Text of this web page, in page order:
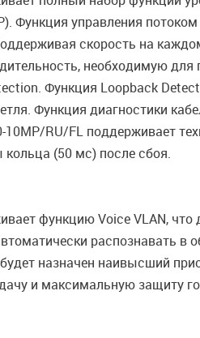
Функция управления
скорость на
необходимую
Функция Loopback
Функция диагностики
10MP/RU/FL поддерживает
(50 мс) после сбоя.
функцию Voice VLAN,
распознавать в
назначен наивысший
и максимальную защиту